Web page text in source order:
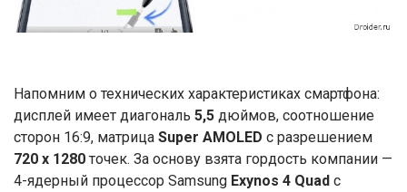
Напомним о технических характеристиках смартфона:
дисплей имеет диагональ 5,5 дюймов, соотношение
сторон 16:9, матрица Super AMOLED с разрешением
720 x 1280 точек. За основу взята гордость компании —
4-ядерный процессор Samsung Exynos 4 Quad с